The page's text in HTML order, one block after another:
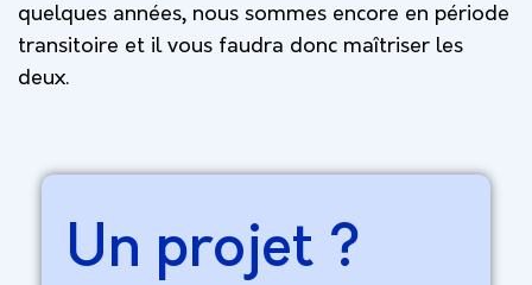
quelques années, nous sommes encore en période
transitoire et il vous faudra donc maîtriser les
deux.
Un projet ?